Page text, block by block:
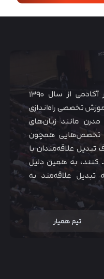
موسسه‌ی آموزشی همیار آکادمی از سال ۱۳۹۰
تخصصی راه‌اندازی
مانند زبان‌های
تخصص‌هایی همچون
علاقه‌مندان با
به همین دلیل
تبدیل علاقه‌مند به
تیم همیار